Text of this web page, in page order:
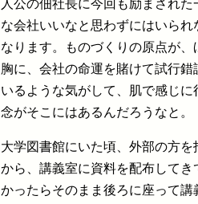
人公の佃社長に今回も励まされ
な会社いいなと思わずにはいら
なります。ものづくりの原点が
胸に、会社の命運を賭けて試行
いるような気がして、肌で感じ
念がそこにはあるんだろうなと。
大学図書館にいた頃、外部の方
から、講義室に資料を配布して
かったらそのまま後ろに座って